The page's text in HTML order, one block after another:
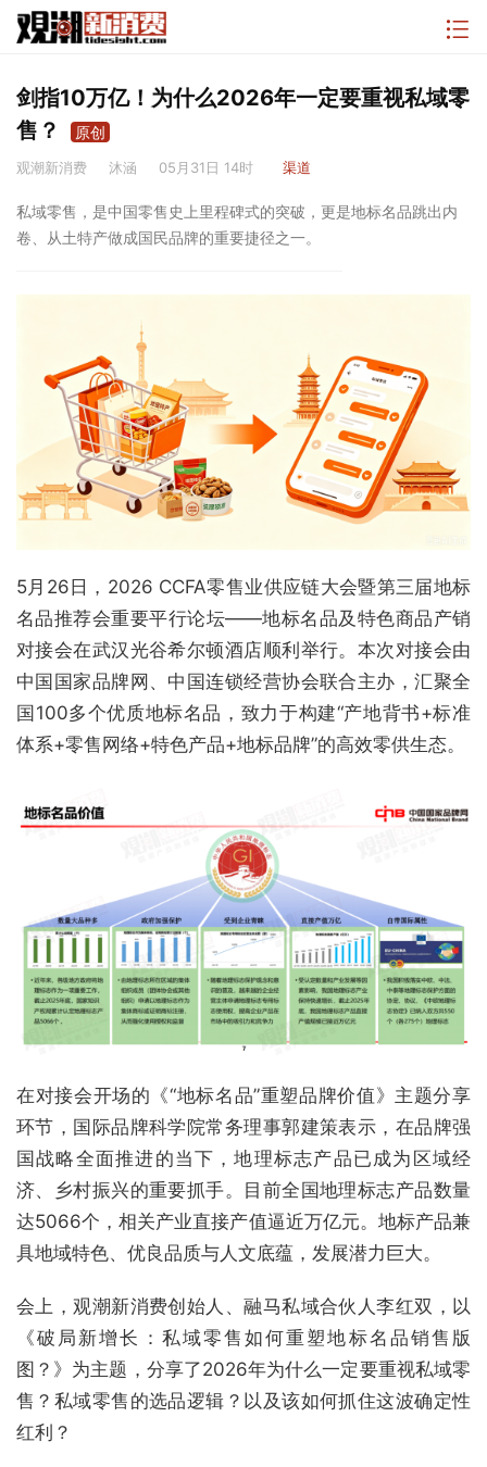
剑指10万亿！为什么2026年一定要重视私域零
售？
原创
观潮新消费 沐涵 05月31日 14时 渠道
私域零售，是中国零售史上里程碑式的突破，更是地标名品跳出内
卷、从土特产做成国民品牌的重要捷径之一。
5月26日，2026 CCFA零售业供应链大会暨第三届地标
名品推荐会重要平行论坛——地标名品及特色商品产销
对接会在武汉光谷希尔顿酒店顺利举行。本次对接会由
中国国家品牌网、中国连锁经营协会联合主办，汇聚全
国100多个优质地标名品，致力于构建“产地背书+标准
体系+零售网络+特色产品+地标品牌”的高效零供生态。
在对接会开场的《“地标名品”重塑品牌价值》主题分享
环节，国际品牌科学院常务理事郭建策表示，在品牌强
国战略全面推进的当下，地理标志产品已成为区域经
济、乡村振兴的重要抓手。目前全国地理标志产品数量
达5066个，相关产业直接产值逼近万亿元。地标产品兼
具地域特色、优良品质与人文底蕴，发展潜力巨大。
会上，观潮新消费创始人、融马私域合伙人李红双，以
《破局新增长：私域零售如何重塑地标名品销售版
图？》为主题，分享了2026年为什么一定要重视私域零
售？私域零售的选品逻辑？以及该如何抓住这波确定性
红利？